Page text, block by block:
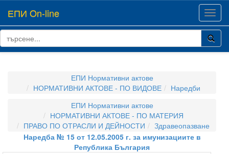
ЕПИ On-line
ЕПИ Нормативни актове
НОРМАТИВНИ АКТОВЕ - ПО ВИДОВЕ
Наредби
ЕПИ Нормативни актове
НОРМАТИВНИ АКТОВЕ - ПО МАТЕРИЯ
ПРАВО ПО ОТРАСЛИ И ДЕЙНОСТИ
Здравеопазване
Наредба № 15 от 12.05.2005 г. за имунизациите в
Република България